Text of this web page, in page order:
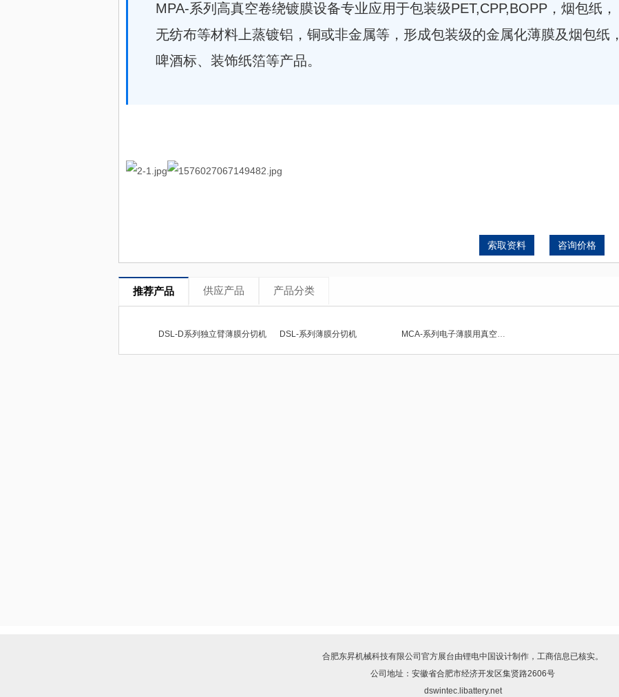
MPA-系列高真空卷绕镀膜设备专业应用于包装级PET,CPP,BOPP，烟包纸，
无纺布等材料上蒸镀铝，铜或非金属等，形成包装级的金属化薄膜及烟包纸，
啤酒标、装饰纸箔等产品。
索取资料 咨询价格
推荐产品 供应产品 产品分类
DSL-D系列独立臂薄膜分切机 DSL-系列薄膜分切机 MCA-系列电子薄膜用真空镀膜设备
合肥东昇机械科技有限公司 官方展台由锂电中国设计制作，工商信息已核实。
公司地址：安徽省合肥市经济开发区集贤路2606号
dswintec.libattery.net